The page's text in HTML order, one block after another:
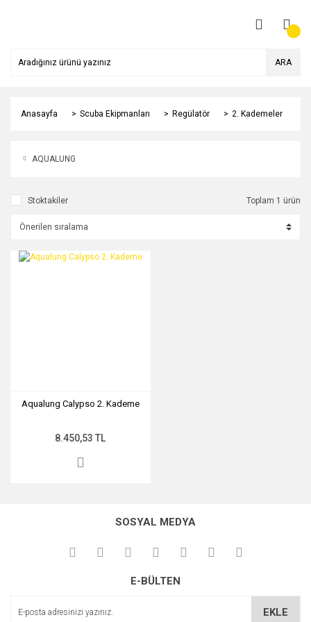
ARA
Anasayfa Scuba Ekipmanları Regülatör 2. Kademeler
AQUALUNG
Stoktakiler Toplam 1 ürün
Aqualung Calypso 2. Kademe
8.450,53 TL
SOSYAL MEDYA
E-BÜLTEN
EKLE